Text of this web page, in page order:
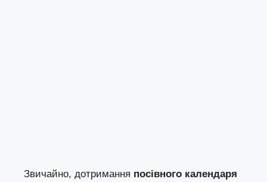
Звичайно, дотримання посівного календаря